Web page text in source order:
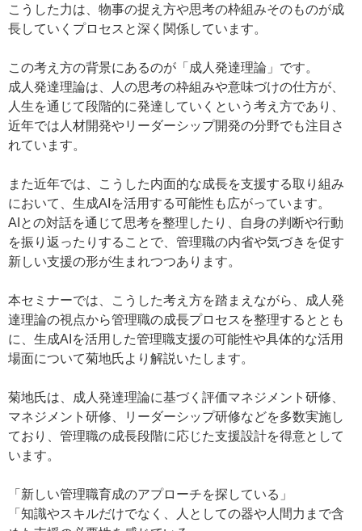
こうした力は、物事の捉え方や思考の枠組みそのものが成
長していくプロセスと深く関係しています。
この考え方の背景にあるのが「成人発達理論」です。
成人発達理論は、人の思考の枠組みや意味づけの仕方が、
人生を通じて段階的に発達していくという考え方であり、
近年では人材開発やリーダーシップ開発の分野でも注目さ
れています。
また近年では、こうした内面的な成長を支援する取り組み
において、生成AIを活用する可能性も広がっています。
AIとの対話を通じて思考を整理したり、自身の判断や行動
を振り返ったりすることで、管理職の内省や気づきを促す
新しい支援の形が生まれつつあります。
本セミナーでは、こうした考え方を踏まえながら、成人発
達理論の視点から管理職の成長プロセスを整理するととも
に、生成AIを活用した管理職支援の可能性や具体的な活用
場面について菊地氏より解説いたします。
菊地氏は、成人発達理論に基づく評価マネジメント研修、
マネジメント研修、リーダーシップ研修などを多数実施し
ており、管理職の成長段階に応じた支援設計を得意として
います。
「新しい管理職育成のアプローチを探している」
「知識やスキルだけでなく、人としての器や人間力まで含